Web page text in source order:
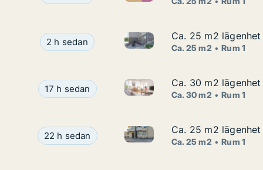
Ca. 25 m2 lägenhet att hyra på Östermalm,
2 h sedan Ca. 25 m2 lägenhet att hyra
Ca. 25 m2
Ca. 25 m2
Ca. 25 m2 Rum 1
Ca. 30 m2 lägenhet att hyra på Östermalm, Grev
17 h sedan Ca. 30 m2 lägenhet att hyra
Ca. 30 m2
Ca. 30 m2
Ca. 30 m2 Rum 1
Ca. 25 m2 lägenhet att hyra på Östermalm, Erik
22 h sedan Ca. 25 m2 lägenhet att hyra
Ca. 25 m2
Ca. 25 m2
Ca. 25 m2 Rum 1